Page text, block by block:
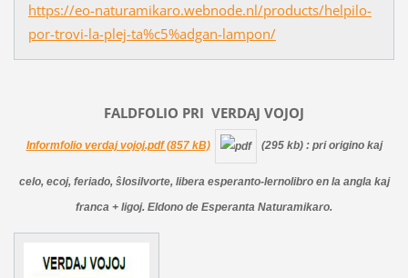
https://eo-naturamikaro.webnode.nl/products/helpilo-
por-trovi-la-plej-ta%c5%adgan-lampon/
FALDFOLIO PRI VERDAJ VOJOJ
Informfolio verdaj vojoj.pdf (857 kB) (295 kb) : pri origino kaj
celo, ecoj, feriado, ŝlosilvorte, libera esperanto-lernolibro en la angla kaj
franca + ligoj. Eldono de Esperanta Naturamikaro.